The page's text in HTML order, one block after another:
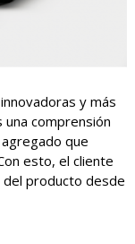
y más
comprensión
que
esto, el cliente
del producto desde